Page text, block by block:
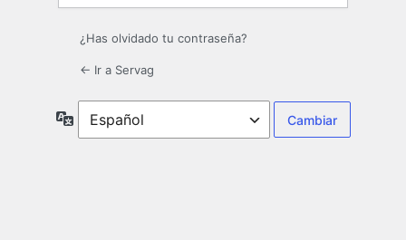
¿Has olvidado tu contraseña?
← Ir a Servag
Idioma